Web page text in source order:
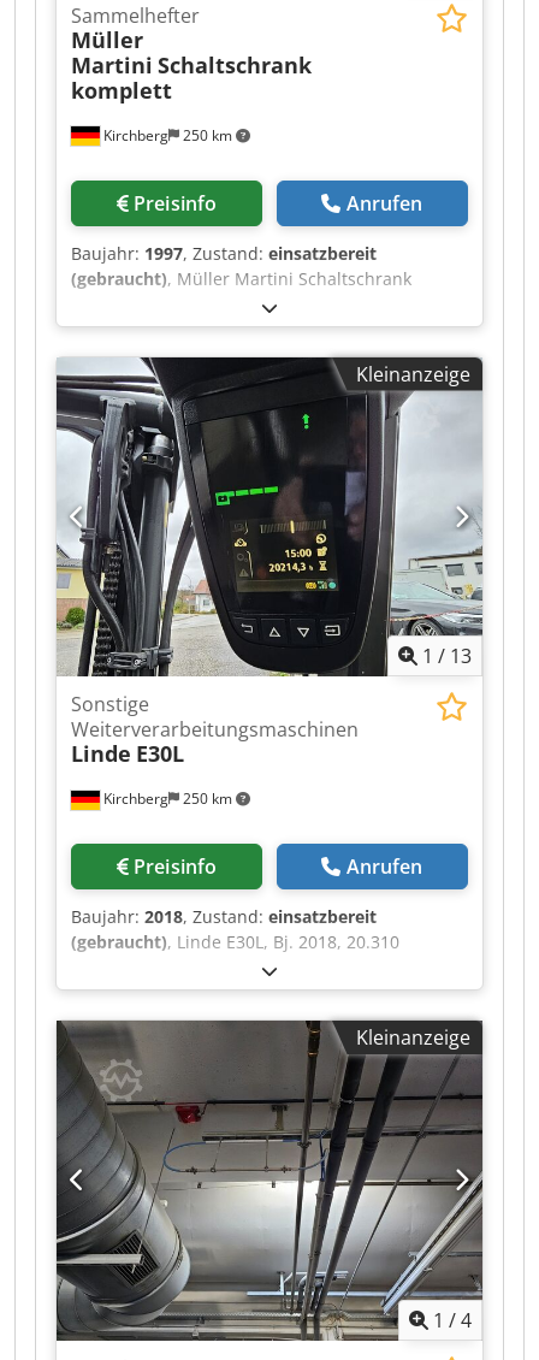
Kirchberg 250 km
Sammelhefter
Müller
Martini Schaltschrank
komplett
Preisinfo Anrufen
Baujahr: 1997, Zustand: einsatzbereit
(gebraucht), Müller Martini Schaltschrank
komplett, Baujahr 1997 Chedpfxjwvmp Ds Ah Rja
Kleinanzeige
1 / 13
Kirchberg 250 km
Sonstige
Weiterverarbeitungsmaschinen
Linde E30L
Preisinfo Anrufen
Baujahr: 2018, Zustand: einsatzbereit
(gebraucht), Linde E30L, Bj. 2018, 20.310
Stunden, Triplex 513cm, 3.+4. Ventil mit SS+ZVG
Chodpfxeu S Sq Is Ah Rsa
Kleinanzeige
1 /4